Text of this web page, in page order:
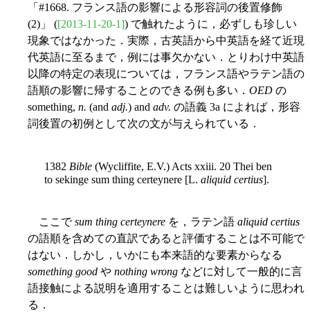
「#1668. フランス語の影響による形容詞の後置修飾
(2)」 ([2013-11-20-1]) で触れたように，必ずしも珍しい
現象ではなかった．実際，古英語から中英語を経て近現
代英語に至るまで，例には事欠かない．とりわけ中英語
以降の特定の表現については，フランス語やラテン語の
語順の影響に帰することのできる例も多い． OED の
something, n. (and adj.) and adv. の語義 3a によれば，形容
詞後置の初例として次の文が与えられている．
1382 Bible (Wycliffite, E.V.) Acts xxiii. 20 Thei ben
to sekinge sum thing certeynere [L. aliquid certius].
ここでsum thing certeynere を，ラテン語 aliquid certius
の語順を含めての直訳であると評価することは不可能で
はない．しかし，いかにも本来語的な要素からなる
something good や nothing wrong などに対して一般的に言
語接触による説明を適用することは難しいように思われ
る．